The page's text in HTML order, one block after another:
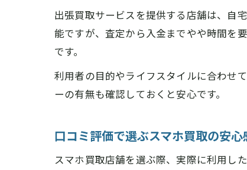
出張買取サービスを提供する店舗は、自
能ですが、査定から入金までやや時間を
です。
利用者の目的やライフスタイルに合わせ
ーの有無も確認しておくと安心です。
口コミ評価で選ぶスマホ買取の安心
スマホ買取店舗を選ぶ際、実際に利用し